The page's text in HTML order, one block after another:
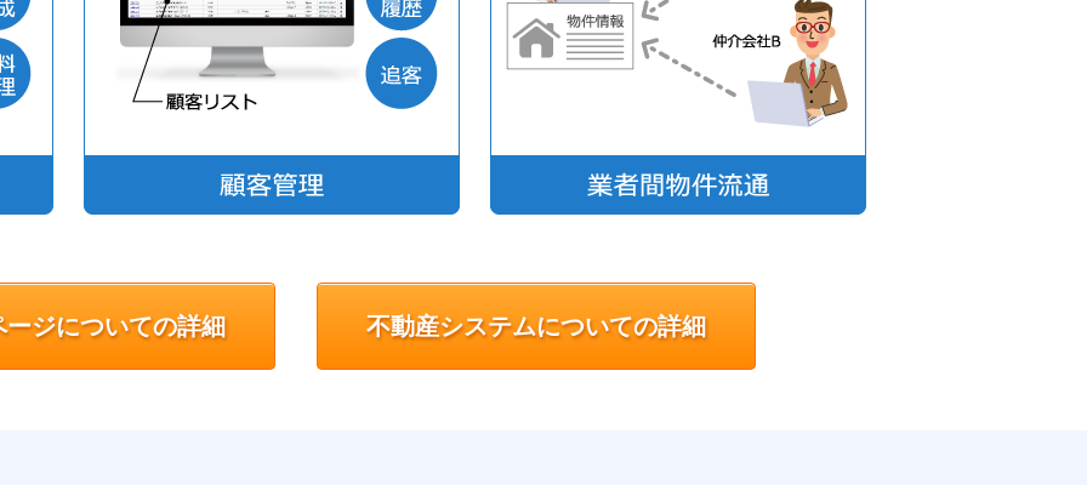
ジについての詳細 不動産システムについての詳細